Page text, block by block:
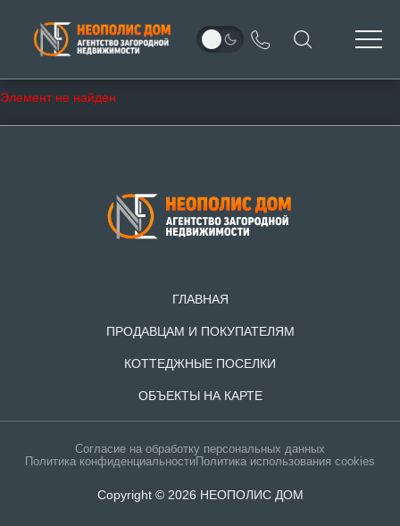
Элемент не найден
ГЛАВНАЯ
ПРОДАВЦАМ И ПОКУПАТЕЛЯМ
КОТТЕДЖНЫЕ ПОСЕЛКИ
ОБЪЕКТЫ НА КАРТЕ
Согласие на обработку персональных данных
Политика конфиденциальностиПолитика использования cookies
Copyright © 2026 НЕОПОЛИС ДОМ